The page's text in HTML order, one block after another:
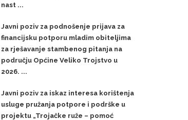
nast ...
Javni poziv za podnošenje prijava za
financijsku potporu mladim obiteljima
za rješavanje stambenog pitanja na
području Općine Veliko Trojstvo u
2026. ...
Javni poziv za iskaz interesa korištenja
usluge pružanja potpore i podrške u
projektu „Trojačke ruže – pomoć